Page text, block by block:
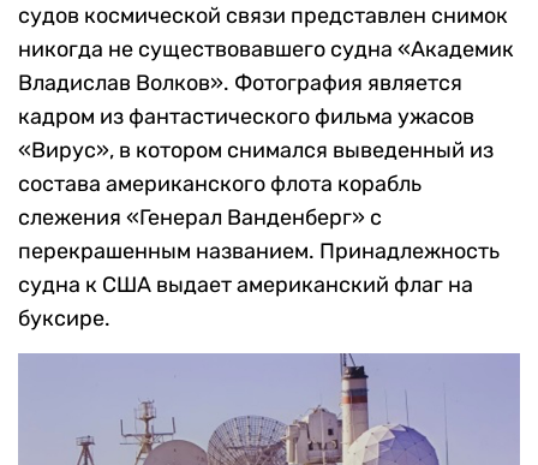
судов космической связи представлен снимок
никогда не существовавшего судна «Академик
Владислав Волков». Фотография является
кадром из фантастического фильма ужасов
«Вирус», в котором снимался выведенный из
состава американского флота корабль
слежения «Генерал Ванденберг» c
перекрашенным названием. Принадлежность
судна к США выдает американский флаг на
буксире.